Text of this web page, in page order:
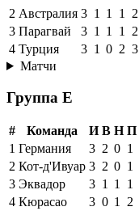
2 Австралия 3 1 1 1 2
3 Парагвай 3 1 1 1 2
4 Турция 3 1 0 2 3
Матчи
Группа E
# Команда И В Н П
1 Германия 3 2 0 1
2 Кот-д'Ивуар 3 2 0 1
3 Эквадор 3 1 1 1
4 Кюрасао 3 0 1 2